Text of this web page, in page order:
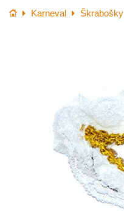
Úvod Karneval Škrabošky